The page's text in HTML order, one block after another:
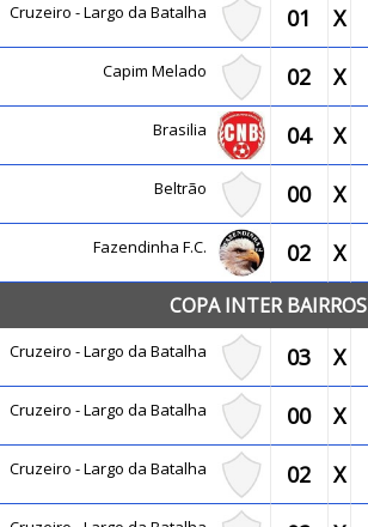
Cruzeiro - Largo da Batalha 01 X
Capim Melado 02 X
Brasilia 04 X
Beltrão 00 X
Fazendinha F.C. 02 X
COPA INTER
Cruzeiro - Largo da Batalha 03 X
Cruzeiro - Largo da Batalha 00 X
Cruzeiro - Largo da Batalha 02 X